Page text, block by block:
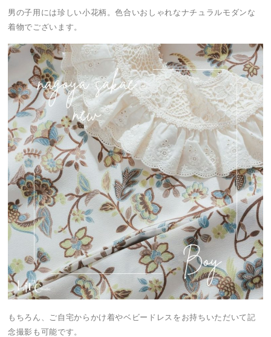
男の子用には珍しい小花柄。色合いおしゃれなナチュラルモダンな
着物でございます。
もちろん、ご自宅からかけ着やベビードレスをお持ちいただいて記
念撮影も可能です。